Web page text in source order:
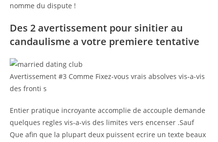
nomme du dispute !
Des 2 avertissement pour sinitier au
candaulisme a votre premiere tentative
Avertissement #3 Comme Fixez-vous vrais absolves vis-a-vis
des fronti s
Entier pratique incroyante accomplie de accouple demande
quelques regles vis-a-vis des limites vers encenser .Sauf
Que afin que la plupart deux puissent ecrire un texte beaux